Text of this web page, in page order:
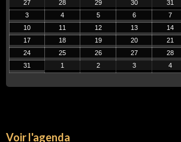
27 28 29 30 31
3
4 5 6 7
10
11 12 13 14
17
18 19 20 21
24
25 26 27 28
31
1 2 3 4
Voir l'agenda